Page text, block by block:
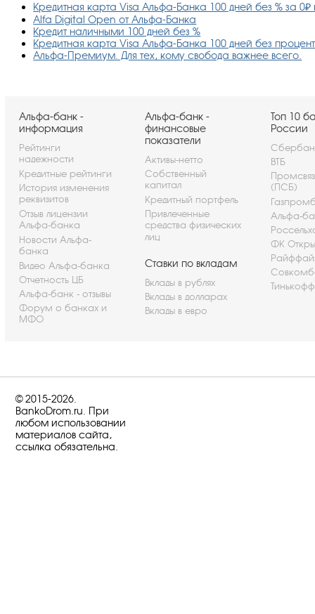
Кредитная карта Visa Альфа-Банка 100 дней без % за
Alfa Digital Open от Альфа-Банка
Кредит наличными 100 дней без %
Кредитная карта Visa Альфа-Банка 100 дней без
Альфа-Премиум. Для тех, кому свобода важнее всего.
Альфа-банк -
информация
Рейтинги
надежности
Кредитные рейтинги
История изменения
реквизитов
Отзыв лицензии
Альфа-банка
Новости Альфа-
банка
Видео Альфа-банка
Отчетность ЦБ
Альфа-банк - отзывы
Форум о банках и
МФО
Альфа-банк -
финансовые
показатели
Активы-нетто
Собственный
капитал
Кредитный портфель
Привлеченные
средства физических
лиц
Ставки по вкладам
Вклады в рублях
Вклады в долларах
Вклады в евро
Топ 10
России
ВТБ
(ПСБ)
Альфа-
ФК
© 2015-2026.
BankoDrom.ru. При
любом использовании
материалов сайта,
ссылка обязательна.